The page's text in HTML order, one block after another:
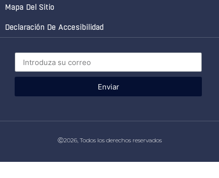
Mapa Del Sitio
Declaración De Accesibilidad
Enviar
Ⓒ2026, Todos los derechos reservados